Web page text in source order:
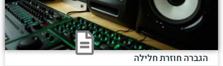
הגברה חוזרת חלילה